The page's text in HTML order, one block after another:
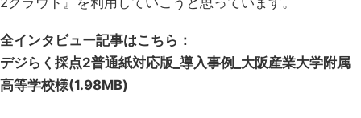
全インタビュー記事はこちら：
デジらく採点2普通紙対応版_導入事例_大阪産業大学附属
高等学校様(1.98MB)